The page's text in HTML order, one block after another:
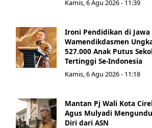
Kamis, 6 Agu 2026 - 11:39
Ironi Pendidikan di Jawa
Wamendikdasmen
527.000 Anak Putus
Tertinggi Se-Indonesia
Kamis, 6 Agu 2026 - 11:18
Mantan Pj Wali Kota
Agus Mulyadi
Diri dari ASN